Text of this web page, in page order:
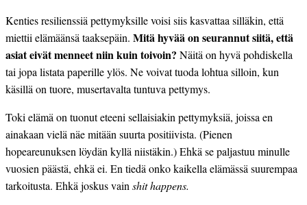
Kenties resilienssiä pettymyksille voisi siis kasvattaa silläkin, että
miettii elämäänsä taaksepäin. Mitä hyvää on seurannut siitä, että
asiat eivät menneet niin kuin toivoin? Näitä on hyvä pohdiskella
tai jopa listata paperille ylös. Ne voivat tuoda lohtua silloin, kun
käsillä on tuore, musertavalta tuntuva pettymys.
Toki elämä on tuonut eteeni sellaisiakin pettymyksiä, joissa en
ainakaan vielä näe mitään suurta positiivista. (Pienen
hopeareunuksen löydän kyllä niistäkin.) Ehkä se paljastuu minulle
vuosien päästä, ehkä ei. En tiedä onko kaikella elämässä suurempaa
tarkoitusta. Ehkä joskus vain shit happens.